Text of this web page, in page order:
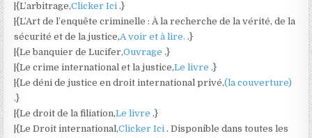
|{L’arbitrage,Clicker Ici.}
|{L’Art de l’enquête criminelle : À la recherche de la vérité, de la
sécurité et de la justice,A voir et à lire..}
|{Le banquier de Lucifer,Ouvrage.}
|{Le crime international et la justice,Le livre.}
|{Le déni de justice en droit international privé,(la couverture)
.}
|{Le droit de la filiation,Le livre.}
|{Le Droit international,Clicker Ici. Disponible dans toutes les